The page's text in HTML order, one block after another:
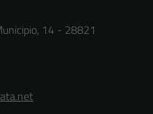
14 - 28821